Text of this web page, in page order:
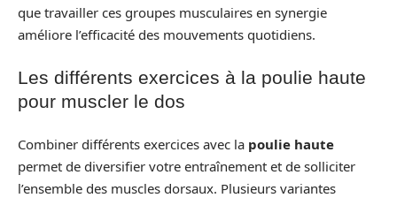
que travailler ces groupes musculaires en synergie
améliore l’efficacité des mouvements quotidiens.
Les différents exercices à la poulie haute
pour muscler le dos
Combiner différents exercices avec la poulie haute
permet de diversifier votre entraînement et de solliciter
l’ensemble des muscles dorsaux. Plusieurs variantes